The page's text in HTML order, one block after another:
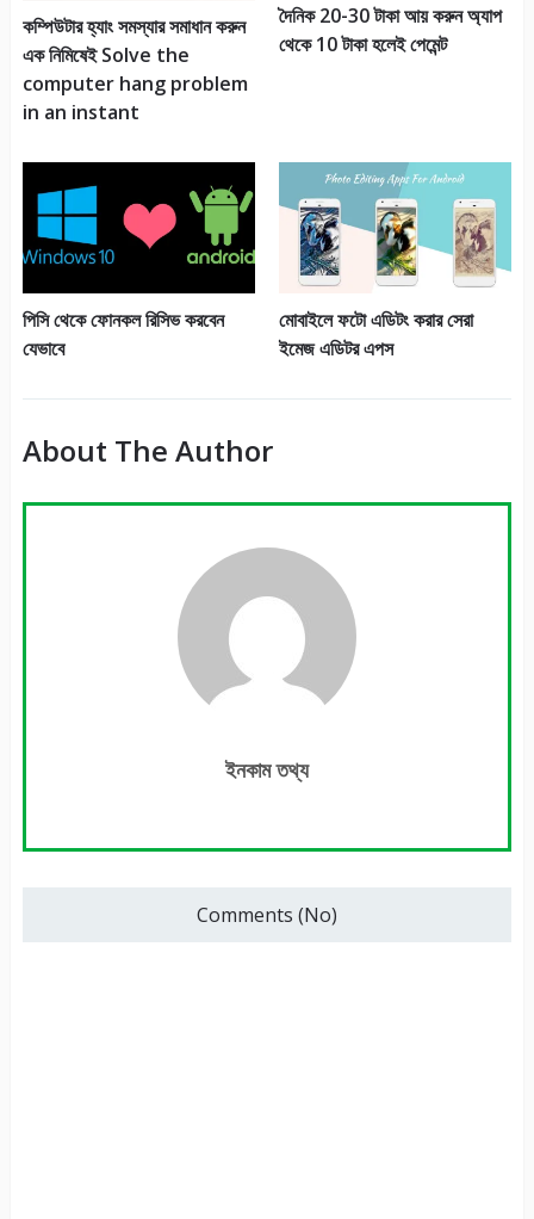
কম্পিউটার হ্যাং সমস্যার সমাধান করুন
এক নিমিষেই Solve the
computer hang problem
in an instant
দৈনিক 20-30 টাকা আয় করুন অ্যাপ
থেকে 10 টাকা হলেই পেমেন্ট
পিসি থেকে ফোনকল রিসিভ করবেন
যেভাবে
মোবাইলে ফটো এডিটং করার সেরা
ইমেজ এডিটর এপস
About The Author
ইনকাম তথ্য
Comments (No)